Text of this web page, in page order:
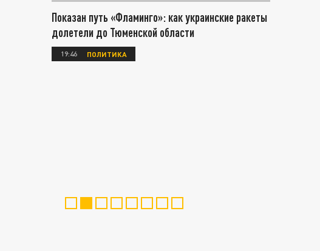
Показан путь «Фламинго»: как украинские ракеты
долетели до Тюменской области
19:46 ПОЛИТИКА